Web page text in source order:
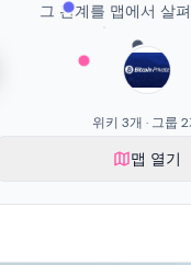
그 관계를 맵에서 살
위키 3개 · 그룹
맵 열기